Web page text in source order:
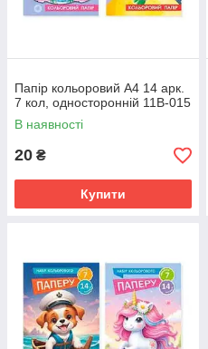
Папір кольоровий А4 14 арк.
7 кол, односторонній 11В-015
В наявності
20 ₴
Купити